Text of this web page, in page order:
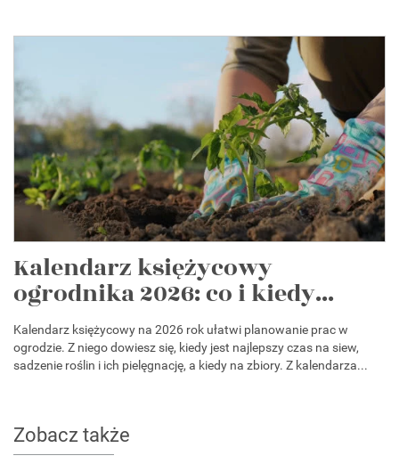
Kalendarz księżycowy
ogrodnika 2026: co i kiedy...
Kalendarz księżycowy na 2026 rok ułatwi planowanie prac w
ogrodzie. Z niego dowiesz się, kiedy jest najlepszy czas na siew,
sadzenie roślin i ich pielęgnację, a kiedy na zbiory. Z kalendarza...
Zobacz także